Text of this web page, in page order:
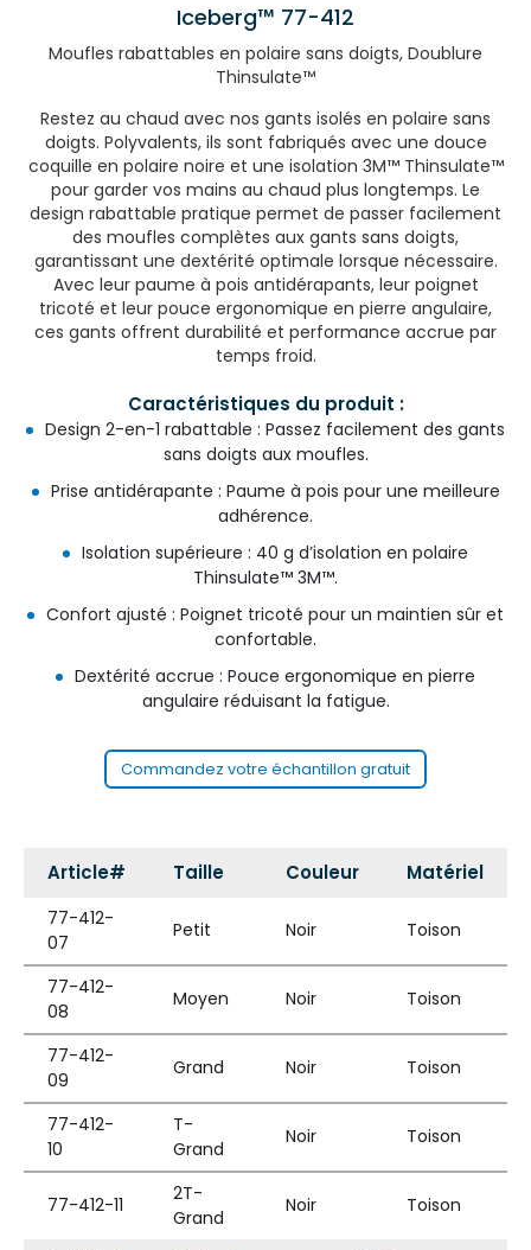
Iceberg™ 77-412
Moufles rabattables en polaire sans doigts, Doublure
Thinsulate™
Restez au chaud avec nos gants isolés en polaire sans
doigts. Polyvalents, ils sont fabriqués avec une douce
coquille en polaire noire et une isolation 3M™ Thinsulate™
pour garder vos mains au chaud plus longtemps. Le
design rabattable pratique permet de passer facilement
des moufles complètes aux gants sans doigts,
garantissant une dextérité optimale lorsque nécessaire.
Avec leur paume à pois antidérapants, leur poignet
tricoté et leur pouce ergonomique en pierre angulaire,
ces gants offrent durabilité et performance accrue par
temps froid.
Caractéristiques du produit :
Design 2-en-1 rabattable : Passez facilement des gants
sans doigts aux moufles.
Prise antidérapante : Paume à pois pour une meilleure
adhérence.
Isolation supérieure : 40 g d’isolation en polaire
Thinsulate™ 3M™.
Confort ajusté : Poignet tricoté pour un maintien sûr et
confortable.
Dextérité accrue : Pouce ergonomique en pierre
angulaire réduisant la fatigue.
Commandez votre échantillon gratuit
Article# Taille Couleur Matériel
77-412-
07
Petit Noir Toison
77-412-
08
Moyen Noir Toison
77-412-
09
Grand Noir Toison
77-412-
10
T-
Grand
Noir Toison
77-412-11
2T-
Grand
Noir Toison